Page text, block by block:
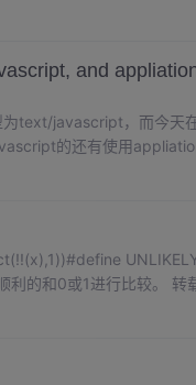
法是从多种久经验证的软
and
text/javascript，而今天
的还有使用
： The tra...
利的和0或1进行比较。 转